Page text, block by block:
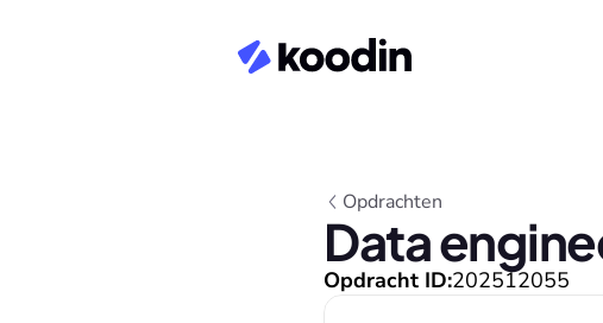
Opdrachten
Data
Opdracht ID:202512055